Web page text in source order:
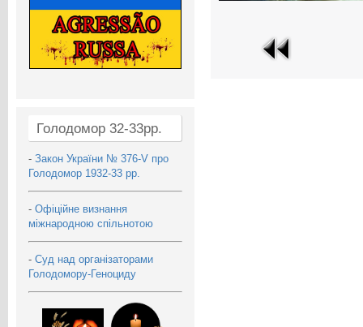
Голодомор 32-33рр.
- Закон України № 376-V про
Голодомор 1932-33 рр.
- Офіційне визнання
міжнародною спільнотою
- Суд над організаторами
Голодомору-Геноциду